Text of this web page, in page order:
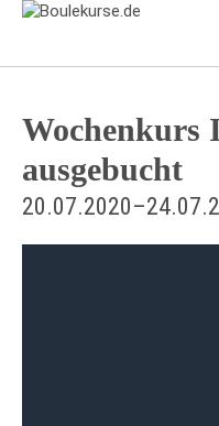
Wochenkurs
ausgebucht